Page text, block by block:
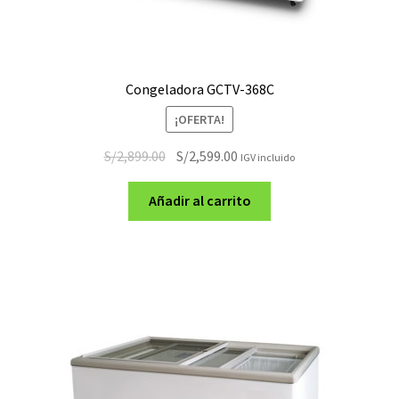
Congeladora GCTV-368C
¡OFERTA!
S/2,899.00 El
original
era:
S/2,599.00 El
actual
es:
IGV incluido
Añadir al carrito